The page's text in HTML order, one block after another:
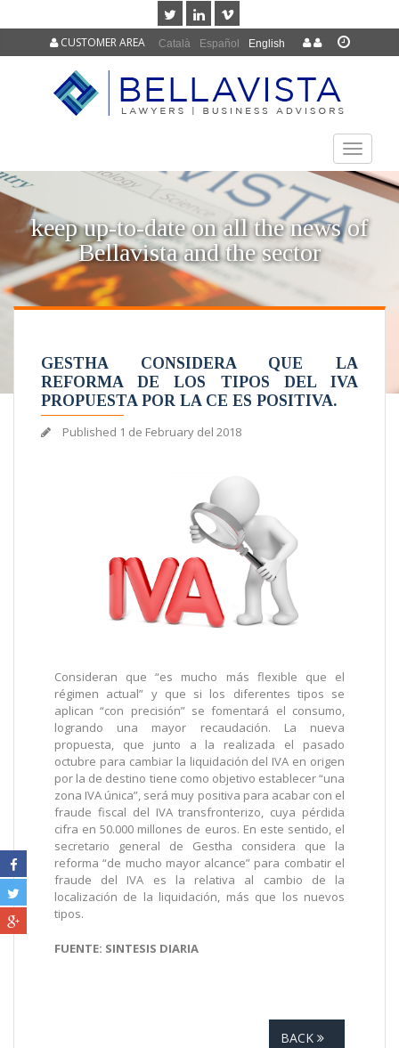
Català Español English
CUSTOMER AREA
TOGGLE
keep up-to-date on all the news of
Bellavista and the sector
GESTHA CONSIDERA QUE LA
REFORMA DE LOS TIPOS DEL IVA
PROPUESTA POR LA CE ES POSITIVA.
Published 1 de February del 2018
Consideran que “es mucho más flexible que el
régimen actual” y que si los diferentes tipos se
aplican “con precisión” se fomentará el consumo,
logrando una mayor recaudación. La nueva
propuesta, que junto a la realizada el pasado
octubre para cambiar la liquidación del IVA en origen
por la de destino tiene como objetivo establecer “una
zona IVA única”, será muy positiva para acabar con el
fraude fiscal del IVA transfronterizo, cuya pérdida
cifra en 50.000 millones de euros. En este sentido, el
secretario general de Gestha considera que la
reforma “de mucho mayor alcance” para combatir el
fraude del IVA es la relativa al cambio de la
localización de la liquidación, más que los nuevos
tipos.
FUENTE: SINTESIS DIARIA
BACK